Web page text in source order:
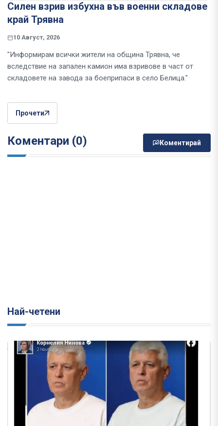
Силен взрив избухна във военни складове
край Трявна
10 Август, 2026
"Информирам всички жители на община Трявна, че
вследствие на запален камион има взривове в част от
складовете на завода за боеприпаси в село Белица."
Прочети
Коментари (0) Коментирай
Най-четени